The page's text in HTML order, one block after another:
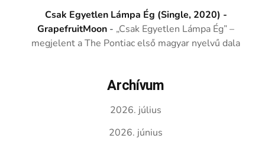
Csak Egyetlen Lámpa Ég (Single, 2020) -
GrapefruitMoon - „Csak Egyetlen Lámpa Ég” –
megjelent a The Pontiac első magyar nyelvű dala
Archívum
2026. július
2026. június